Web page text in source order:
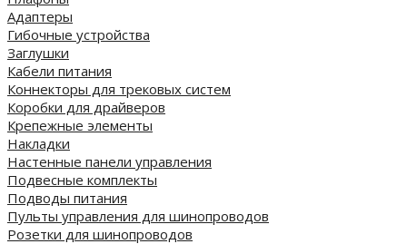
Адаптеры
Гибочные устройства
Заглушки
Кабели питания
Коннекторы для трековых систем
Коробки для драйверов
Крепежные элементы
Накладки
Настенные панели управления
Подвесные комплекты
Подводы питания
Пульты управления для шинопроводов
Розетки для шинопроводов